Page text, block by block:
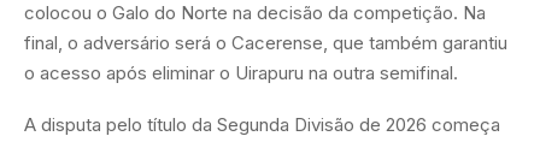
colocou o Galo do Norte na decisão da competição. Na
final, o adversário será o Cacerense, que também garantiu
o acesso após eliminar o Uirapuru na outra semifinal.
A disputa pelo título da Segunda Divisão de 2026 começa